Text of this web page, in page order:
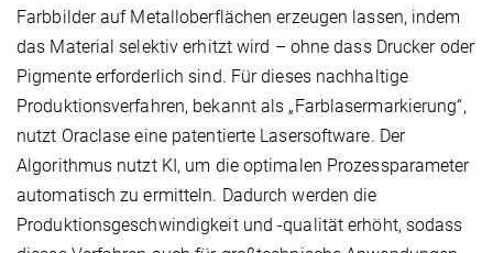
Farbbilder auf Metalloberflächen erzeugen lassen, indem
das Material selektiv erhitzt wird – ohne dass Drucker oder
Pigmente erforderlich sind. Für dieses nachhaltige
Produktionsverfahren, bekannt als „Farblasermarkierung“,
nutzt Oraclase eine patentierte Lasersoftware. Der
Algorithmus nutzt KI, um die optimalen Prozessparameter
automatisch zu ermitteln. Dadurch werden die
Produktionsgeschwindigkeit und -qualität erhöht, sodass